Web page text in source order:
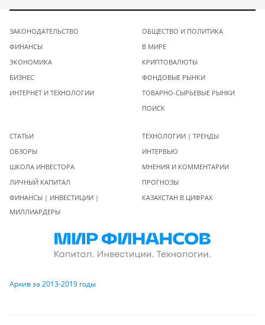
ЗАКОНОДАТЕЛЬСТВО
ФИНАНСЫ
ЭКОНОМИКА
БИЗНЕС
ИНТЕРНЕТ И ТЕХНОЛОГИИ
ОБЩЕСТВО И ПОЛИТИКА
В МИРЕ
КРИПТОВАЛЮТЫ
ФОНДОВЫЕ РЫНКИ
ТОВАРНО-СЫРЬЕВЫЕ РЫНКИ
ПОИСК
СТАТЬИ
ОБЗОРЫ
ШКОЛА ИНВЕСТОРА
ЛИЧНЫЙ КАПИТАЛ
ФИНАНСЫ | ИНВЕСТИЦИИ |
МИЛЛИАРДЕРЫ
ТЕХНОЛОГИИ | ТРЕНДЫ
ИНТЕРВЬЮ
МНЕНИЯ И КОММЕНТАРИИ
ПРОГНОЗЫ
КАЗАХСТАН В ЦИФРАХ
Архив за 2013-2019 годы